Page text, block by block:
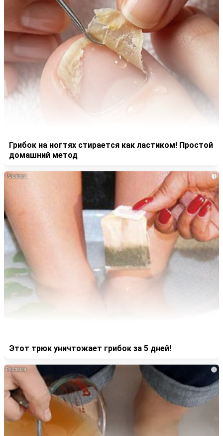
Грибок на ногтях стирается как ластиком! Простой
домашний метод
i
Этот трюк уничтожает грибок за 5 дней!
i